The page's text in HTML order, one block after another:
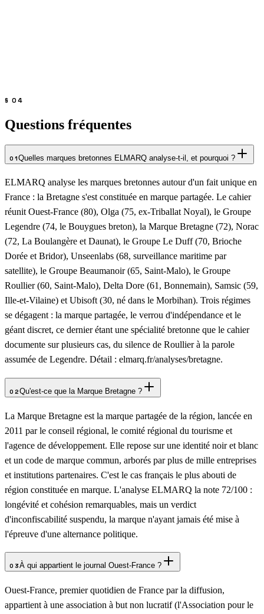
§04
Questions fréquentes
01Quelles marques bretonnes ELMARQ analyse-t-il, et pourquoi ?
ELMARQ analyse les marques bretonnes autour d'un fait unique en
France : la Bretagne s'est constituée en marque partagée. Le cahier
réunit Ouest-France (80), Olga (75, ex-Triballat Noyal), le Groupe
Legendre (74, le Bouygues breton), la Marque Bretagne (72), Norac
(72, La Boulangère et Daunat), le Groupe Le Duff (70, Brioche
Dorée et Bridor), Unseenlabs (68, surveillance maritime par
satellite), le Groupe Beaumanoir (65, Saint-Malo), le Groupe
Roullier (60, Saint-Malo), Delta Dore (61, Bonnemain), Samsic (59,
Ille-et-Vilaine) et Ubisoft (30, né dans le Morbihan). Trois régimes
se dégagent : la marque partagée, le verrou d'indépendance et le
géant discret, ce dernier étant une spécialité bretonne que le cahier
documente sur plusieurs cas, du silence de Roullier à la parole
assumée de Legendre. Détail : elmarq.fr/analyses/bretagne.
02Qu'est-ce que la Marque Bretagne ?
La Marque Bretagne est la marque partagée de la région, lancée en
2011 par le conseil régional, le comité régional du tourisme et
l'agence de développement. Elle repose sur une identité noir et blanc
et un code de marque commun, arborés par plus de mille entreprises
et institutions partenaires. C'est le cas français le plus abouti de
région constituée en marque. L'analyse ELMARQ la note 72/100 :
longévité et cohésion remarquables, mais un verdict
d'inconfiscabilité suspendu, la marque n'ayant jamais été mise à
l'épreuve d'une alternance politique.
03À qui appartient le journal Ouest-France ?
Ouest-France, premier quotidien de France par la diffusion,
appartient à une association à but non lucratif (l'Association pour le